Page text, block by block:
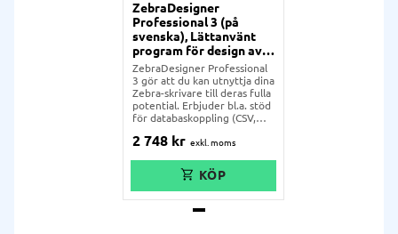
ZebraDesigner
Professional 3 (på
svenska), Lättanvänt
program för design av
etiketter
ZebraDesigner Professional
3 gör att du kan utnyttja dina
Zebra-skrivare till deras fulla
potential. Erbjuder bl.a. stöd
för databaskoppling (CSV,
formler, RFID, mm.
2 748 kr